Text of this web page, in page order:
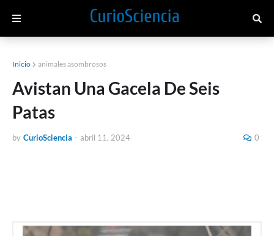
Inicio animales asombrosos
Avistan Una Gacela De Seis
Patas
by CurioSciencia - abril 11, 2024 0